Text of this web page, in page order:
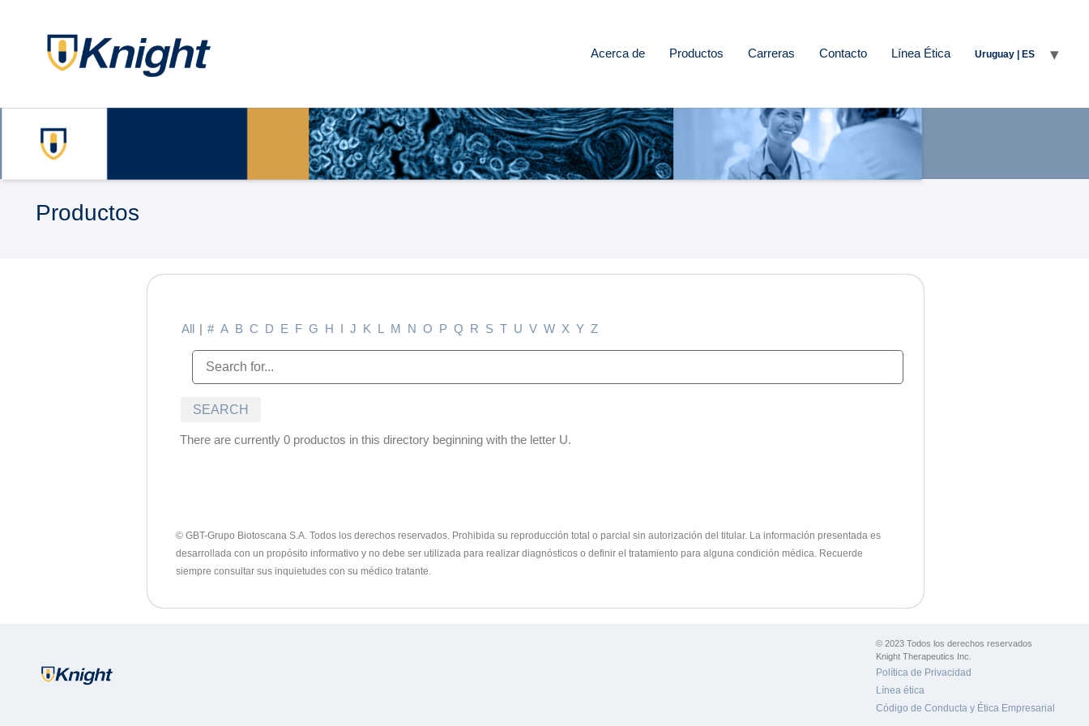
Acerca de Productos Carreras Contacto Línea Ética Uruguay | ES
Productos
All | # A B C D E F G H I J K L M N O P Q R S T U V W X Y Z
There are currently 0 productos in this directory beginning with the letter U.
© GBT-Grupo Biotoscana S.A. Todos los derechos reservados. Prohibida su reproducción total o parcial sin autorización del titular. La información presentada es
desarrollada con un propósito informativo y no debe ser utilizada para realizar diagnósticos o definir el tratamiento para alguna condición médica. Recuerde
siempre consultar sus inquietudes con su médico tratante.
© 2023 Todos los derechos reservados
Knight Therapeutics Inc.
Política de Privacidad
Línea ética
Código de Conducta y Ética Empresarial